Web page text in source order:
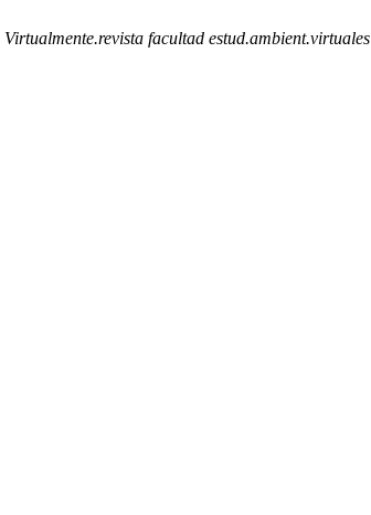
Virtualmente.revista facultad estud.ambient.virtuales